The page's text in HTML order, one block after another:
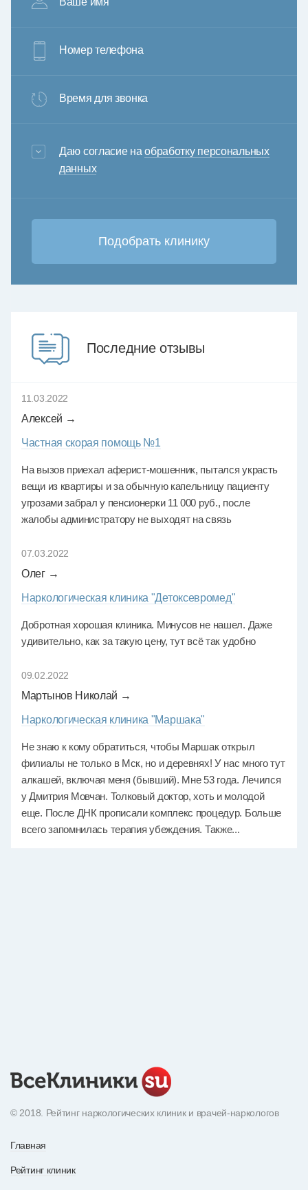
Номер телефона
Время для звонка
3+6=
Даю согласие наобработку персональных
данных
Последние отзывы
11.03.2022
Алексей →
Частная скорая помощь №1
На вызов приехал аферист-мошенник, пытался украсть
вещи из квартиры и за обычную капельницу пациенту
угрозами забрал у пенсионерки 11 000 руб., после
жалобы администратору не выходят на связь
07.03.2022
Олег →
Наркологическая клиника "Детоксевромед"
Добротная хорошая клиника. Минусов не нашел. Даже
удивительно, как за такую цену, тут всё так удобно
09.02.2022
Мартынов Николай →
Наркологическая клиника "Маршака"
Не знаю к кому обратиться, чтобы Маршак открыл
филиалы не только в Мск, но и деревнях! У нас много тут
алкашей, включая меня (бывший). Мне 53 года. Лечился
у Дмитрия Мовчан. Толковый доктор, хоть и молодой
еще. После ДНК прописали комплекс процедур. Больше
всего запомнилась терапия убеждения. Также...
© 2018. Рейтинг наркологических клиник и врачей-наркологов
Главная
Рейтинг клиник